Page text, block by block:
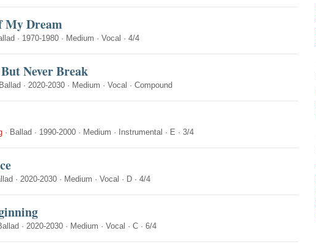
My Dream
· 1970-1980 · Medium · Vocal · 4/4
Never Break
Ballad · 2020-2030 · Medium · Vocal · Compound
· Ballad · 1990-2000 · Medium · Instrumental · E · 3/4
· 2020-2030 · Medium · Vocal · D · 4/4
· 2020-2030 · Medium · Vocal · C · 6/4